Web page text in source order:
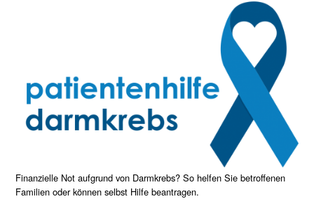
Finanzielle Not aufgrund von Darmkrebs? So helfen Sie betroffenen
Familien oder können selbst Hilfe beantragen.